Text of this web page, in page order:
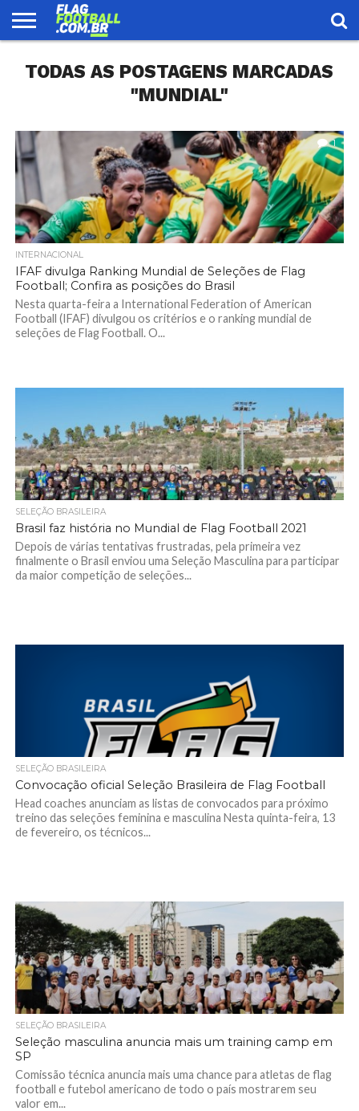
FOOTBALL
ENCONTRE
UMA
SELEÇÃO
BRASILEIRA
LOJA
TODAS AS POSTAGENS MARCADAS
"MUNDIAL"
1
INTERNACIONAL
IFAF divulga Ranking Mundial de Seleções de Flag
Football; Confira as posições do Brasil
Nesta quarta-feira a International Federation of American
Football (IFAF) divulgou os critérios e o ranking mundial de
seleções de Flag Football. O...
SELEÇÃO BRASILEIRA
Brasil faz história no Mundial de Flag Football 2021
Depois de várias tentativas frustradas, pela primeira vez
finalmente o Brasil enviou uma Seleção Masculina para participar
da maior competição de seleções...
SELEÇÃO BRASILEIRA
Convocação oficial Seleção Brasileira de Flag Football
Head coaches anunciam as listas de convocados para próximo
treino das seleções feminina e masculina Nesta quinta-feira, 13
de fevereiro, os técnicos...
SELEÇÃO BRASILEIRA
Seleção masculina anuncia mais um training camp em
SP
Comissão técnica anuncia mais uma chance para atletas de flag
football e futebol americano de todo o país mostrarem seu
valor em...